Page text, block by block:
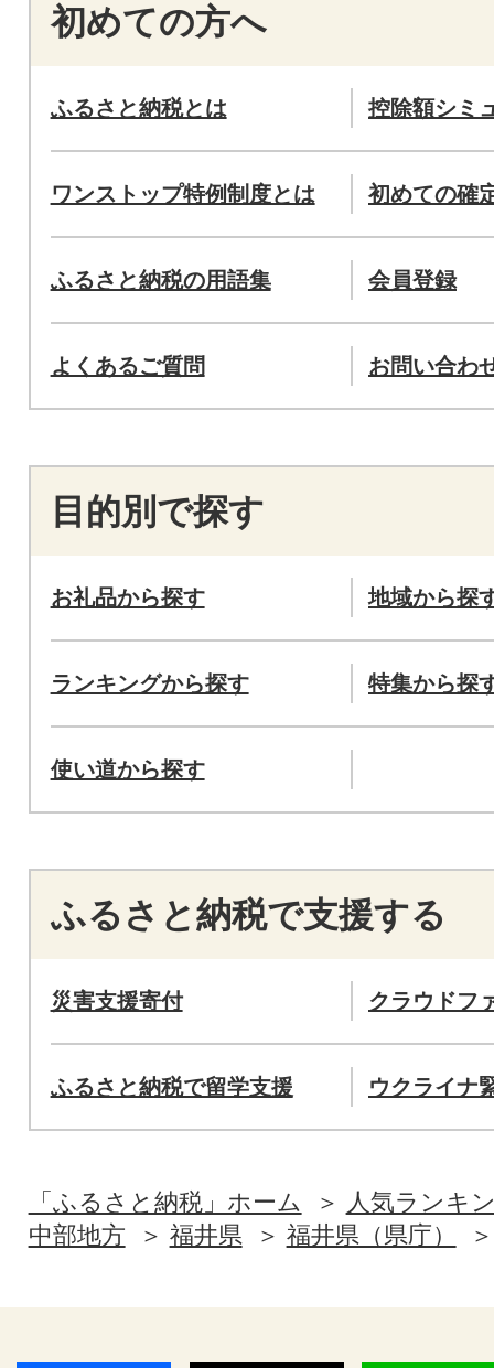
初めての方へ
ふるさと納税とは 控除額シミ
ワンストップ特例制度とは 初めての確
ふるさと納税の用語集 会員登録
よくあるご質問 お問い合わ
目的別で探す
お礼品から探す 地域から探
ランキングから探す 特集から探
使い道から探す
ふるさと納税で支援する
災害支援寄付 クラウドフ
ふるさと納税で留学支援 ウクライナ
「ふるさと納税」ホーム
人気ランキ
中部地方
福井県 福井県（県庁）